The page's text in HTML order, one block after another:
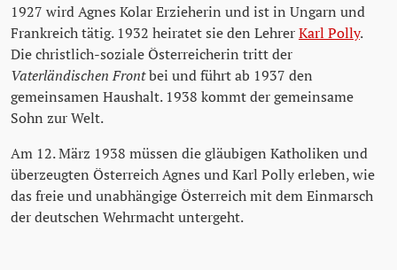
1927 wird Agnes Kolar Erzieherin und ist in Ungarn und
Frankreich tätig. 1932 heiratet sie den LehrerKarl Polly.
Die christlich-soziale Österreicherin tritt der
Vaterländischen Frontbei und führt ab 1937 den
gemeinsamen Haushalt. 1938 kommt der gemeinsame
Sohn zur Welt.
Am 12. März 1938 müssen die gläubigen Katholiken und
überzeugten Österreich Agnes und Karl Polly erleben, wie
das freie und unabhängige Österreich mit dem Einmarsch
der deutschen Wehrmacht untergeht.